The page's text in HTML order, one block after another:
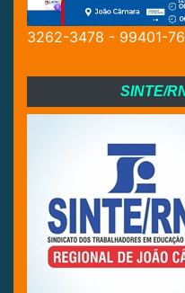
3262-3478 - 99401-
SINTE/